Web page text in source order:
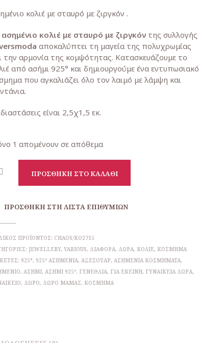
was:
75,00€.
τιμή
είναι:
63,00€.
κολιέ με σταυρό με ζιργκόν .
ασημένιο κολιέ με σταυρό με ζιργκόν της συλλογής
αποκαλύπτει τη μαγεία της πολυχρωμίας
την αρμονία της κομψότητας. Κατασκευάζουμε το
από ασήμι 925° και δημιουργούμε ένα εντυπωσιακό
που αγκαλιάζει όλο τον λαιμό με λάμψη και
είναι 2,5χ1,5 εκ.
1 απομένουν σε απόθεμα
ΠΡΟΣΘΉΚΗ ΣΤΟ ΚΑΛΆΘΙ
ΠΡΟΣΘΉΚΗ ΣΤΗ ΛΊΣΤΑ ΕΠΙΘΥΜΙΏΝ
ΠΡΟΪΌΝΤΟΣ: CHAOS/KO2715
JEWELLERY,VARIOUS, ΔΙΆΦΟΡΑ, ΔΩΡΑ, ΚΟΛΙΈ, ΚΌΣΜΗΜΑ
925°, 925º ΑΣΗΜΈΝΙΑ,ΑΞΕΣΟΥΆΡ,ΑΣΗΜΈΝΙΑ ΚΟΣΜΉΜΑΤΑ,
,ΑΣΉΜΙ,ΑΣΉΜΙ 925º, ΓΕΝΈΘΛΙΑ, ΓΙΑ ΕΚΕΊΝΗ, ΓΥΝΑΙΚΕΊΑ ΔΏΡΑ,
, ΔΏΡΟ, ΔΏΡΟ ΜΑΜΆΣ, ΚΌΣΜΗΜΑ